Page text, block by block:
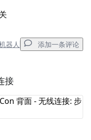
器人 添加一条评论
接